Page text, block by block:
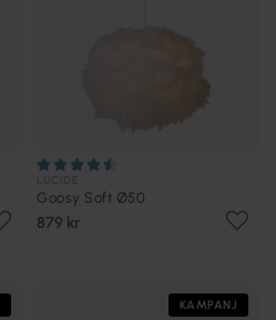
Goosy Soft Ø50
879 kr
KAMPANJ